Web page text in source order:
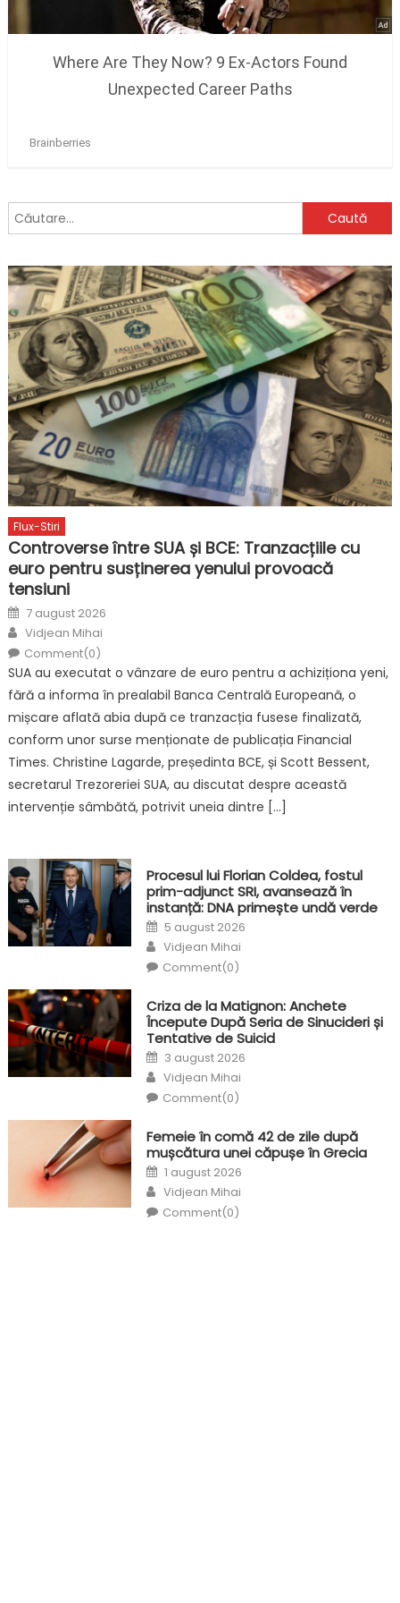
Caută
după:
Flux-Stiri
Controverse între SUA și BCE: Tranzacțiile cu
euro pentru susținerea yenului provoacă
tensiuni
Posted
on
7 august 2026
Author
Vidjean Mihai
Comment(0)
SUA au executat o vânzare de euro pentru a achiziționa yeni,
fără a informa în prealabil Banca Centrală Europeană, o
mișcare aflată abia după ce tranzacția fusese finalizată,
conform unor surse menționate de publicația Financial
Times. Christine Lagarde, președinta BCE, și Scott Bessent,
secretarul Trezoreriei SUA, au discutat despre această
intervenție sâmbătă, potrivit uneia dintre […]
Procesul lui Florian Coldea, fostul
prim-adjunct SRI, avansează în
instanță: DNA primește undă verde
Posted
on
5 august 2026
Author
Vidjean Mihai
Comment(0)
Criza de la Matignon: Anchete
Începute După Seria de Sinucideri și
Tentative de Suicid
Posted
on
3 august 2026
Author
Vidjean Mihai
Comment(0)
Femeie în comă 42 de zile după
mușcătura unei căpușe în Grecia
Posted
on
1 august 2026
Author
Vidjean Mihai
Comment(0)